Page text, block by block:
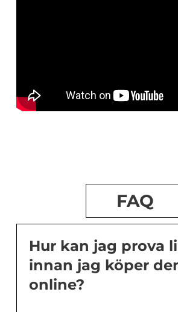
FAQ
Hur kan jag prova
innan jag köper
online?